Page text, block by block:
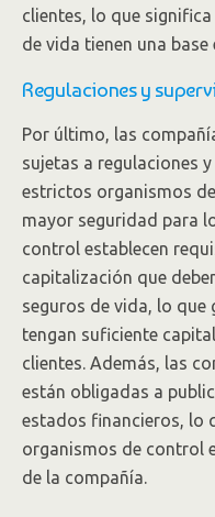
clientes, lo que
de vida tienen una
Regulaciones y
Por último, las
sujetas a regulaciones
estrictos organismos
mayor seguridad para
control establecen
capitalización que
seguros de vida, lo que
tengan suficiente
clientes. Además, las
están obligadas a
estados financieros, lo
organismos de control
de la compañía.